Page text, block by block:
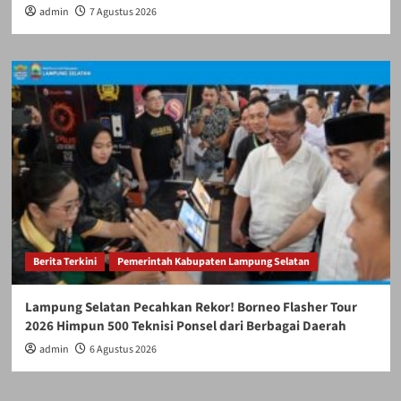
admin 7 Agustus 2026
Berita Terkini Pemerintah Kabupaten Lampung Selatan
Lampung Selatan Pecahkan Rekor! Borneo Flasher Tour
2026 Himpun 500 Teknisi Ponsel dari Berbagai Daerah
admin 6 Agustus 2026